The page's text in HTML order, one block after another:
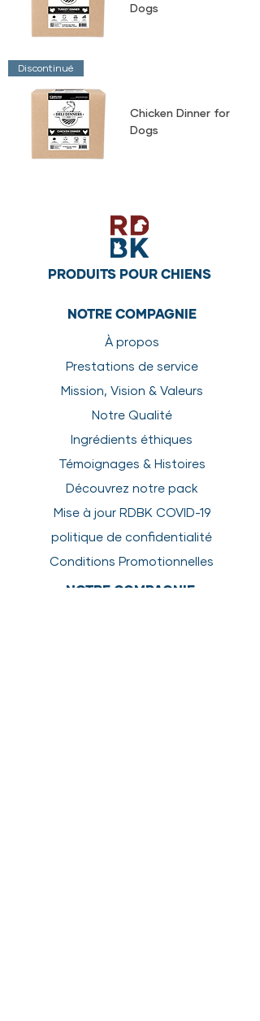
Dogs
Discontinué
Chicken Dinner for
Dogs
PRODUITS POUR CHIENS
NOTRE COMPAGNIE
À propos
Prestations de service
Mission, Vision & Valeurs
Notre Qualité
Ingrédients éthiques
Témoignages & Histoires
Découvrez notre pack
Mise à jour RDBK COVID-19
politique de confidentialité
Conditions Promotionnelles
NOTRE COMPAGNIE